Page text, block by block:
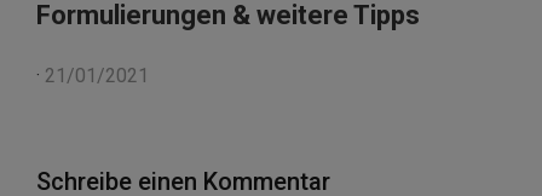
Formulierungen & weitere Tipps
· 21/01/2021
Schreibe einen Kommentar